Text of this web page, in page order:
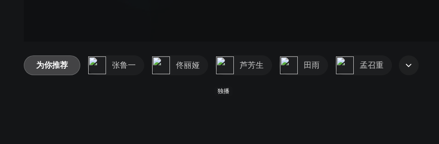
为你推荐 张鲁一 佟丽娅 芦芳生 田雨 孟召重
独播